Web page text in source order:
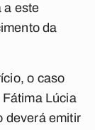
a este
da
o caso
Lúcia
deverá emitir